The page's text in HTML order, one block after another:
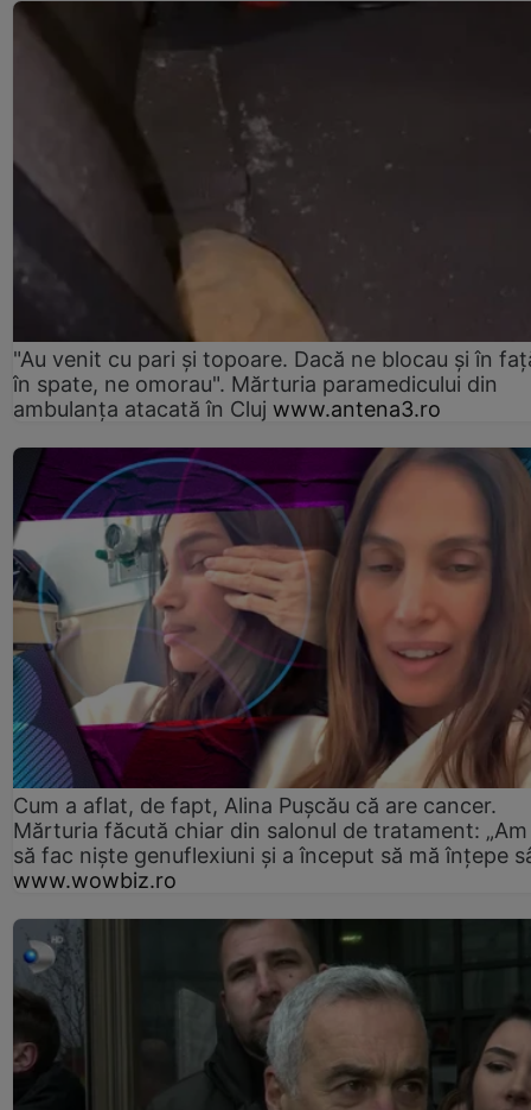
"Au venit cu pari și topoare. Dacă ne blocau şi în
în spate, ne omorau". Mărturia paramedicului din
ambulanţa atacată în Cluj www.antena3.ro
Cum a aflat, de fapt, Alina Pușcău că are cancer.
Mărturia făcută chiar din salonul de tratament:
să fac niște genuflexiuni și a început să mă înțepe
www.wowbiz.ro